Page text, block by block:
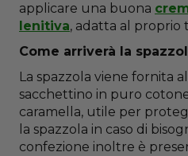
applicare una buona
lenitiva, adatta al proprio
Come arriverà la
La spazzola viene fornita
sacchettino in puro
caramella, utile per
la spazzola in caso di
confezione inoltre è